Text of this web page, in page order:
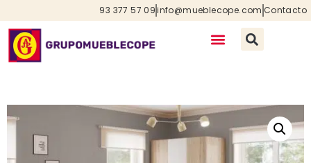
93 377 57 09info@mueblecope.com Contacto